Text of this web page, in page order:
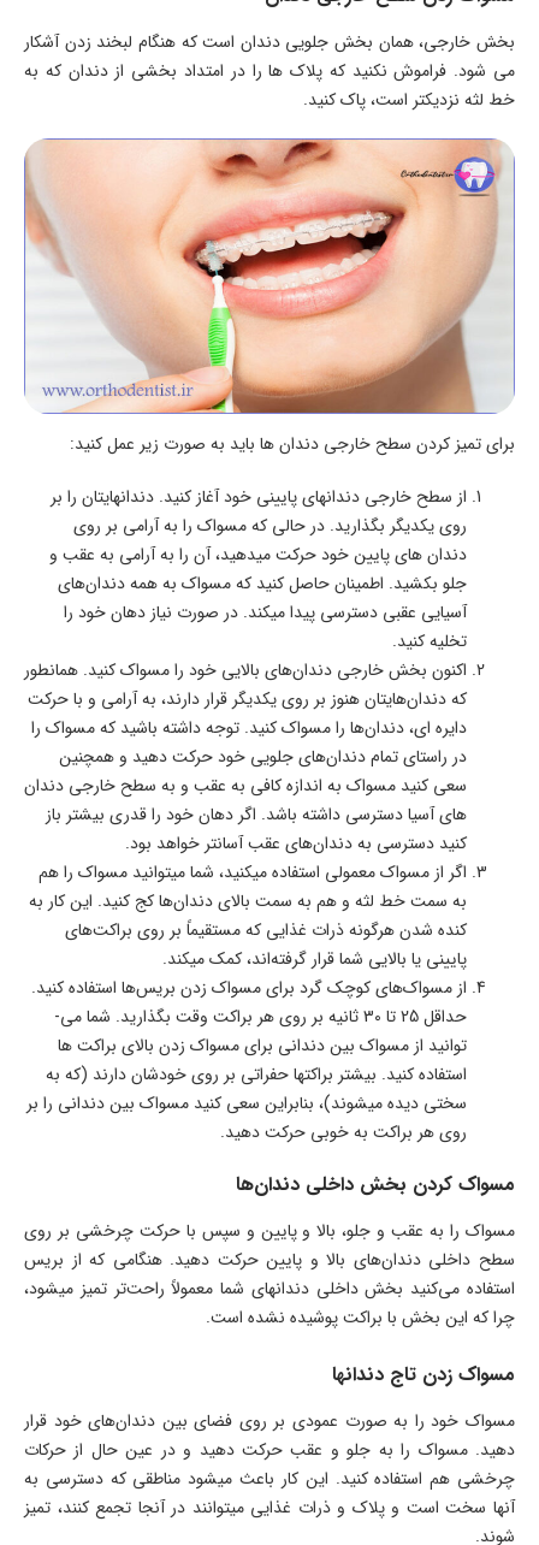
بخش خارجی، همان بخش جلویی دندان است که هنگام لبخند زدن آشکار
می شود. فراموش نکنید که پلاک ها را در امتداد بخشی از دندان که به
خط لثه نزدیک­تر است، پاک کنید.
برای تمیز کردن سطح خارجی دندان ها باید به صورت زیر عمل کنید:
از سطح خارجی دندان­های پایینی خود آغاز کنید. دندا‌‌‌‌‌‌‌ن­هایتان را بر
روی یکدیگر بگذارید. در حالی که مسواک را به آرامی بر روی
دندان­ های پایین خود حرکت می­دهید، آن را به آرامی به عقب و
جلو بکشید. اطمینان حاصل کنید که مسواک به همه دندان­‌های
آسیایی عقبی دسترسی پیدا می­کند. در صورت نیاز دهان خود را
تخلیه کنید.
اکنون بخش خارجی دندان­‌های بالایی خود را مسواک کنید. همانطور
که دندان­‌هایتان هنوز بر روی یکدیگر قرار دارند، به آرامی و با حرکت
دایره­ ای، دندان‌­ها را مسواک کنید. توجه داشته باشید که مسواک را
در راستای تمام دندان­‌های جلویی خود حرکت دهید و همچنین
سعی کنید مسواک به اندازه کافی به عقب و به سطح خارجی دندان­‌
های آسیا دسترسی داشته باشد. اگر دهان خود را قدری بیشتر باز
کنید دسترسی به دندان­‌های عقب آسان­تر خواهد بود.
اگر از مسواک معمولی استفاده می­کنید، شما می­توانید مسواک را هم
به سمت خط لثه و هم به سمت بالای دندان­‌ها کج کنید. این کار به
کنده شدن هرگونه ذرات غذایی که مستقیماً بر روی براکت­‌های
پایینی یا بالایی شما قرار گرفته‌­اند، کمک می­کند.
از مسواک­‌های کوچک گرد برای مسواک زدن بریس­‌ها استفاده کنید.
حداقل 25 تا 30 ثانیه بر روی هر براکت وقت بگذارید. شما می­
توانید از مسواک بین دندانی برای مسواک زدن بالای براکت ­‌ها
استفاده کنید. بیشتر براکت­ها حفراتی بر روی خودشان دارند (که به
سختی دیده می­شوند)، بنابراین سعی کنید مسواک بین دندانی را بر
روی هر براکت به خوبی حرکت دهید.
مسواک کردن بخش داخلی دندان­‌ها
مسواک را به عقب و جلو، بالا و پایین و سپس با حرکت چرخشی بر روی
سطح داخلی دندان­‌های بالا و پایین حرکت دهید. هنگامی که از بریس
استفاده می‌­کنید بخش داخلی دندان­های شما معمولاً راحت­‌تر تمیز می­شود،
چرا که این بخش با براکت­ پوشیده نشده است.
مسواک زدن تاج دندان­ها
مسواک خود را به صورت عمودی بر روی فضای بین دندان­‌های خود قرار
دهید. مسواک را به جلو و عقب حرکت دهید و در عین حال از حرکات
چرخشی هم استفاده کنید. این کار باعث می­شود مناطقی که دسترسی به
آنها سخت است و پلاک و ذرات غذایی می­توانند در آنجا تجمع کنند، تمیز
شوند.